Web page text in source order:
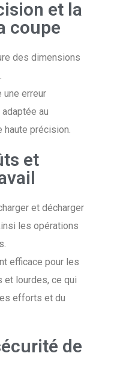
et la
coupe
des dimensions
une erreur
au
précision.
et
et décharger
les opérations
efficace pour les
et lourdes, ce qui
efforts et du
de